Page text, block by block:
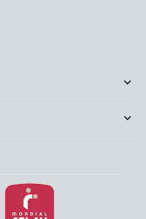
keyboard_arrow_down
keyboard_arrow_down